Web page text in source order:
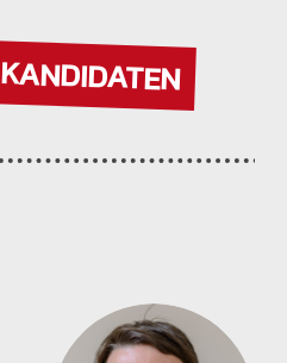
KANDIDATEN